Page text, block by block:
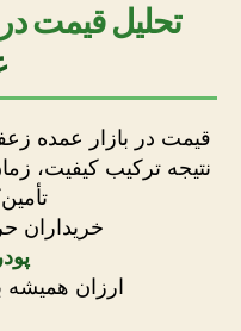
تحلیل قیمت
قیمت در بازار عمده
نتیجه ترکیب کیفیت،
خریداران
ارزان